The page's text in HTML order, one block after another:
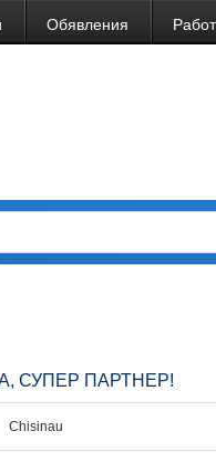
Обявления
СУПЕР ПАРТНЕР!
Chisinau